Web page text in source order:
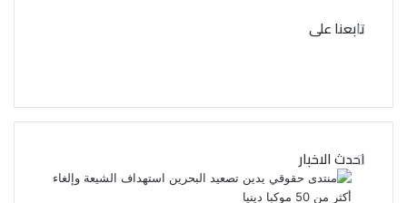
تابعنا على
احدث الاخبار